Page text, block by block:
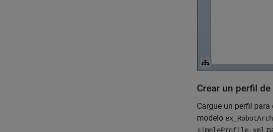
Crear un perfil
Cargue un perfil
modelo
simpleProfile.xml